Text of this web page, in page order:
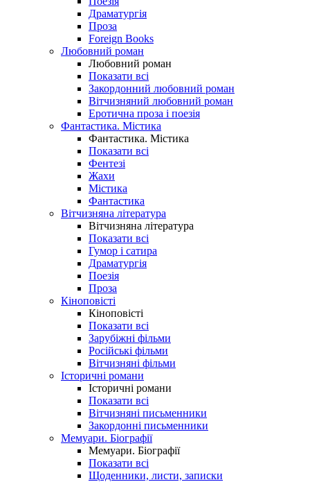
Драматургія
Проза
Foreign Books
Любовний роман
Любовний роман
Показати всі
Закордонний любовний роман
Вітчизняний любовний роман
Еротична проза і поезія
Фантастика. Містика
Фантастика. Містика
Показати всі
Фентезі
Жахи
Містика
Фантастика
Вітчизняна література
Вітчизняна література
Показати всі
Гумор і сатира
Драматургія
Поезія
Проза
Кіноповісті
Кіноповісті
Показати всі
Зарубіжні фільми
Російські фільми
Вітчизняні фільми
Історичні романи
Історичні романи
Показати всі
Вітчизняні письменники
Закордонні письменники
Мемуари. Біографії
Мемуари. Біографії
Показати всі
Щоденники, листи, записки